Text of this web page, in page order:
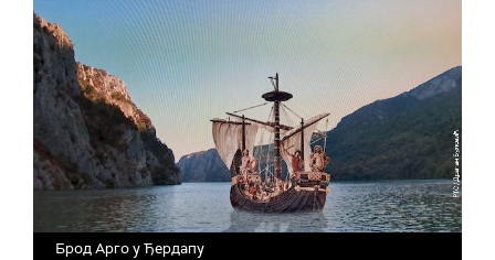
Брод Арго у Ђердапу